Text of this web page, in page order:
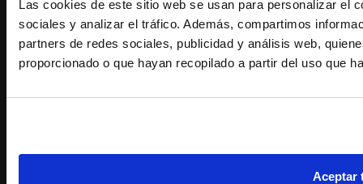
Las cookies de este sitio web se usan para personalizar el
sociales y analizar el tráfico. Además, compartimos
partners de redes sociales, publicidad y análisis web,
proporcionado o que hayan recopilado a partir del uso que
Aceptar
© 2023 Conservas